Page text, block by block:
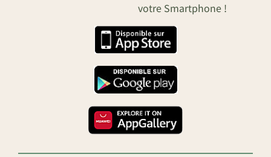
votre Smartphone !